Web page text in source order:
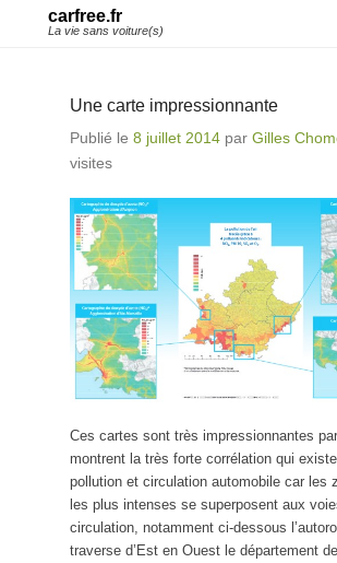
carfree.fr
La vie sans voiture(s)
Une carte impressionnante
Publié le 8 juillet 2014 par Gilles
visites
Ces cartes sont très impressionnantes
montrent la très forte corrélation qui
pollution et circulation automobile car les
les plus intenses se superposent aux
circulation, notamment ci-dessous
traverse d’Est en Ouest le département